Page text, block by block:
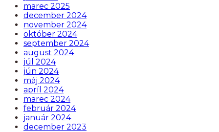
marec 2025
december 2024
november 2024
október 2024
september 2024
august 2024
júl 2024
jún 2024
máj 2024
apríl 2024
marec 2024
február 2024
január 2024
december 2023